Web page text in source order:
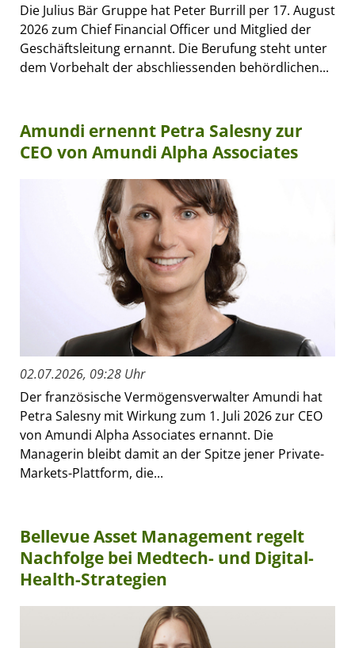
Die Julius Bär Gruppe hat Peter Burrill per 17. August
2026 zum Chief Financial Officer und Mitglied der
Geschäftsleitung ernannt. Die Berufung steht unter
dem Vorbehalt der abschliessenden behördlichen...
Amundi ernennt Petra Salesny zur
CEO von Amundi Alpha Associates
02.07.2026, 09:28 Uhr
Der französische Vermögensverwalter Amundi hat
Petra Salesny mit Wirkung zum 1. Juli 2026 zur CEO
von Amundi Alpha Associates ernannt. Die
Managerin bleibt damit an der Spitze jener Private-
Markets-Plattform, die...
Bellevue Asset Management regelt
Nachfolge bei Medtech- und Digital-
Health-Strategien